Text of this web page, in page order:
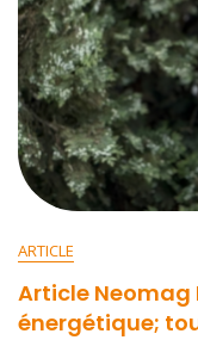
ARTICLE
Article Neomag
énergétique;